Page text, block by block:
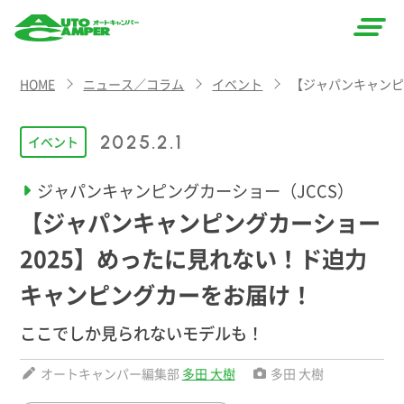
CAMPER
（オート
キャン
パー）
HOME ニュース／コラム イベント 【ジャパンキャン
イベント 2025.2.1
ジャパンキャンピングカーショー（JCCS）
【ジャパンキャンピングカーショー
2025】めったに見れない！ド迫力
キャンピングカーをお届け！
ここでしか見られないモデルも！
オートキャンパー編集部 多田 大樹 多田 大樹